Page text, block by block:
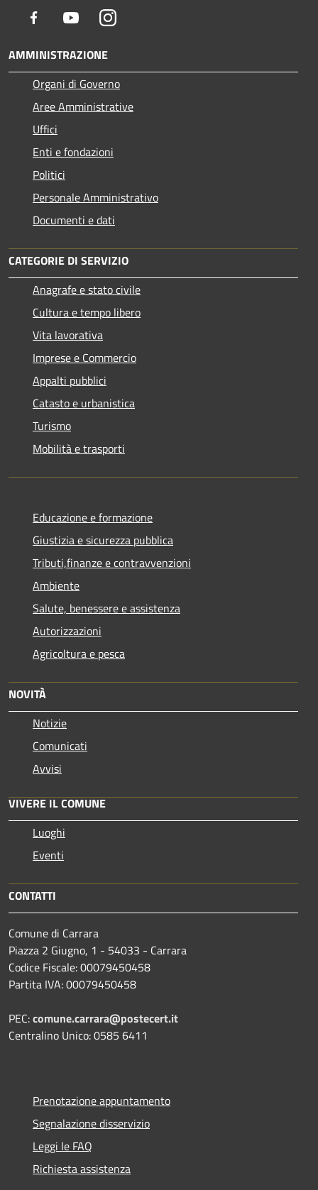
Facebook YoutubeInstagram
AMMINISTRAZIONE
Organi di Governo
Aree Amministrative
Uffici
Enti e fondazioni
Politici
Personale Amministrativo
Documenti e dati
CATEGORIE DI SERVIZIO
Anagrafe e stato civile
Cultura e tempo libero
Vita lavorativa
Imprese e Commercio
Appalti pubblici
Catasto e urbanistica
Turismo
Mobilità e trasporti
Educazione e formazione
Giustizia e sicurezza pubblica
Tributi,finanze e contravvenzioni
Ambiente
Salute, benessere e assistenza
Autorizzazioni
Agricoltura e pesca
NOVITÀ
Notizie
Comunicati
Avvisi
VIVERE IL COMUNE
Luoghi
Eventi
CONTATTI
Comune di Carrara
Piazza 2 Giugno, 1 - 54033 - Carrara
Codice Fiscale: 00079450458
Partita IVA: 00079450458
PEC:comune.carrara@postecert.it
Centralino Unico: 0585 6411
Prenotazione appuntamento
Segnalazione disservizio
Leggi le FAQ
Richiesta assistenza